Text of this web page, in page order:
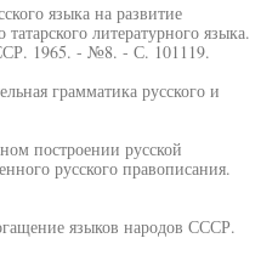
языка на развитие
литературного языка.
1965. - №8. - С. 101119.
грамматика русского и
построении русской
русского правописания.
языков народов СССР.